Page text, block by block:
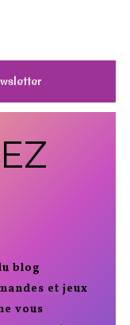
blog
et jeux
vous